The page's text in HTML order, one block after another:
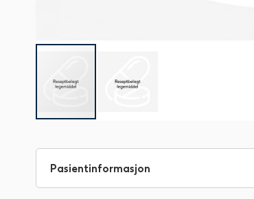
til
begynnelsen
Pasientinformasjon